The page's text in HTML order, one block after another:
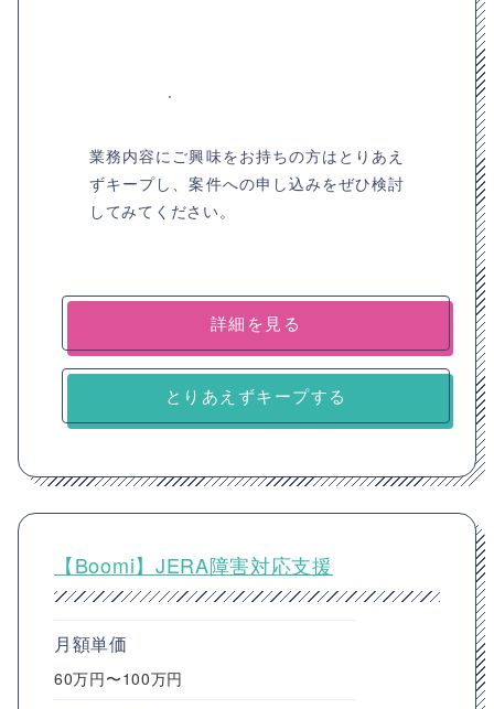
業務内容にご興味をお持ちの方はとりあえ
ずキープし、案件への申し込みをぜひ検討
してみてください。
詳細を見る
とりあえずキープする
【Boomi】JERA障害対応支援
月額単価
60万円〜100万円